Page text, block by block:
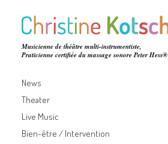
Musicienne de théâtre multi-instrumentiste,
Praticienne certifiée du massage sonore Peter Hess®
News
Theater
Live Music
Bien-être / Intervention